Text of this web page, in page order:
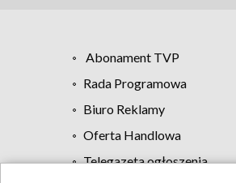
Abonament TVP
Rada Programowa
Biuro Reklamy
Oferta Handlowa
Telegazeta ogłoszenia